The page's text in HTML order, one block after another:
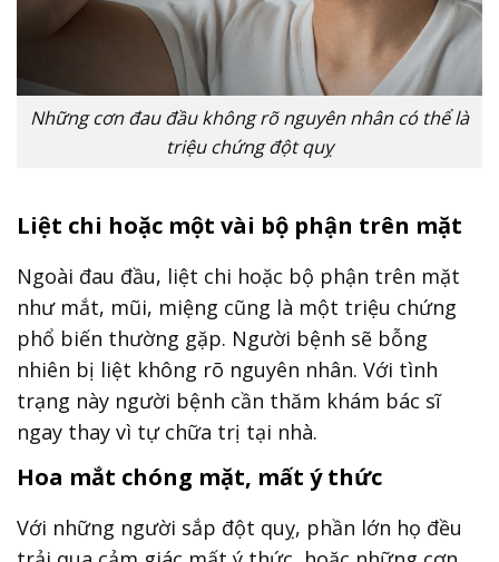
Những cơn đau đầu không rõ nguyên nhân có thể là
triệu chứng đột quỵ
Liệt chi hoặc một vài bộ phận trên mặt
Ngoài đau đầu, liệt chi hoặc bộ phận trên mặt
như mắt, mũi, miệng cũng là một triệu chứng
phổ biến thường gặp. Người bệnh sẽ bỗng
nhiên bị liệt không rõ nguyên nhân. Với tình
trạng này người bệnh cần thăm khám bác sĩ
ngay thay vì tự chữa trị tại nhà.
Hoa mắt chóng mặt, mất ý thức
Với những người sắp đột quỵ, phần lớn họ đều